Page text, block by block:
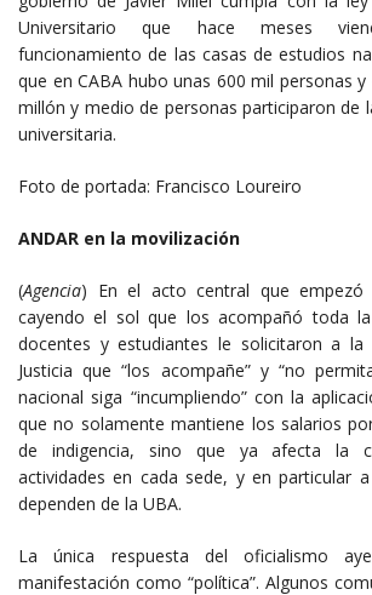
Universitario que hace meses
funcionamiento de las casas de estudios
que en CABA hubo unas 600 mil personas
millón y medio de personas participaron de
universitaria.
Foto de portada: Francisco Loureiro
ANDAR en la movilización
(Agencia) En el acto central que empezó
cayendo el sol que los acompañó toda
docentes y estudiantes le solicitaron a la
Justicia que “los acompañe” y “no
nacional siga “incumpliendo” con la
que no solamente mantiene los salarios
de indigencia, sino que ya afecta la
actividades en cada sede, y en particular
dependen de la UBA.
La única respuesta del oficialismo
manifestación como “política”. Algunos